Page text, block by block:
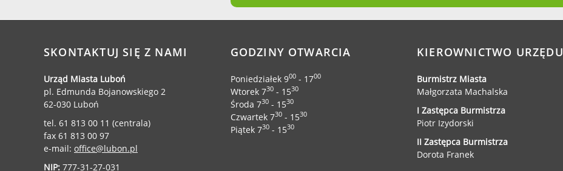
SKONTAKTUJ SIĘ Z NAMI
Urząd Miasta Luboń
pl. Edmunda Bojanowskiego 2
62-030 Luboń
tel. 61 813 00 11 (centrala)
fax 61 813 00 97
e-mail: office@lubon.pl
NIP: 777-31-27-031
GODZINY OTWARCIA
Poniedziałek 900- 1700
Wtorek 730- 1530
Środa 730- 1530
Czwartek 730- 1530
Piątek 730- 1530
KIEROWNICTWO URZĘDU
Burmistrz Miasta
Małgorzata Machalska
I Zastępca Burmistrza
Piotr Izydorski
II Zastępca Burmistrza
Dorota Franek